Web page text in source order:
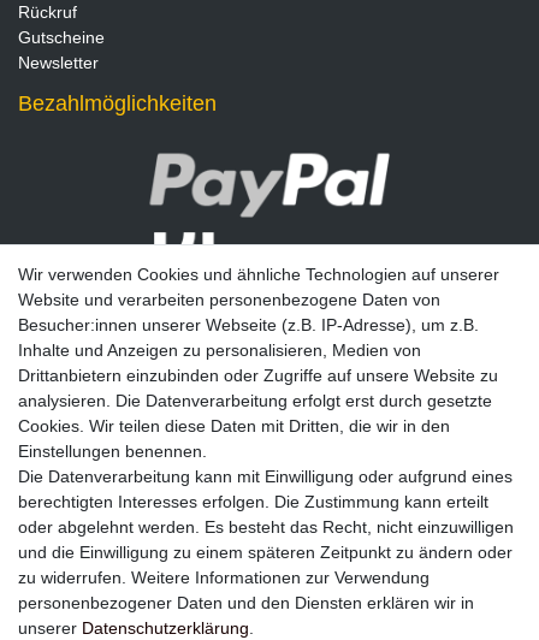
Rückruf
Gutscheine
Newsletter
Bezahlmöglichkeiten
Newsletter
E-MAIL **
Einwilligung kann ich jederzeit widerrufen.**
Abonnieren
Wir verwenden Cookies und ähnliche Technologien auf unserer
Website und verarbeiten personenbezogene Daten von
Besucher:innen unserer Webseite (z.B. IP-Adresse), um z.B.
Inhalte und Anzeigen zu personalisieren, Medien von
Drittanbietern einzubinden oder Zugriffe auf unsere Website zu
analysieren. Die Datenverarbeitung erfolgt erst durch gesetzte
Cookies. Wir teilen diese Daten mit Dritten, die wir in den
Einstellungen benennen.
Die Datenverarbeitung kann mit Einwilligung oder aufgrund eines
berechtigten Interesses erfolgen. Die Zustimmung kann erteilt
oder abgelehnt werden. Es besteht das Recht, nicht einzuwilligen
und die Einwilligung zu einem späteren Zeitpunkt zu ändern oder
zu widerrufen. Weitere Informationen zur Verwendung
personenbezogener Daten und den Diensten erklären wir in
unserer Daten­schutz­erklärung